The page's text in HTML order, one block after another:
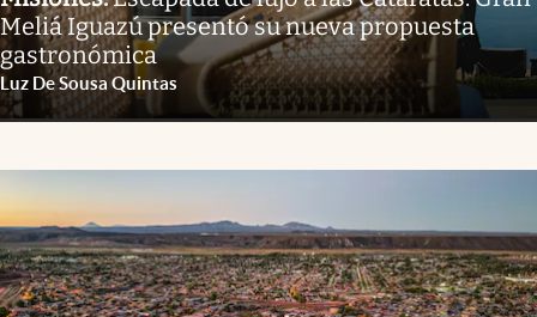
Meliá Iguazú presentó su nueva propuesta
gastronómica
Luz De Sousa Quintas